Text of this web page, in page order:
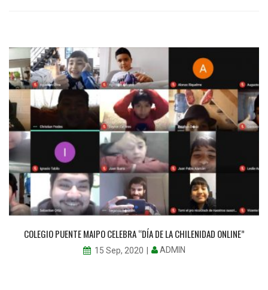
COLEGIO PUENTE MAIPO CELEBRA “DÍA DE LA CHILENIDAD ONLINE”
15 Sep, 2020 ADMIN